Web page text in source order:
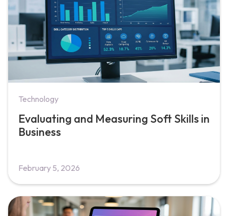
Technology
Evaluating and Measuring Soft Skills in
Business
February 5, 2026